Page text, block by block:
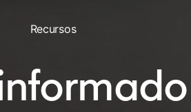
Recursos